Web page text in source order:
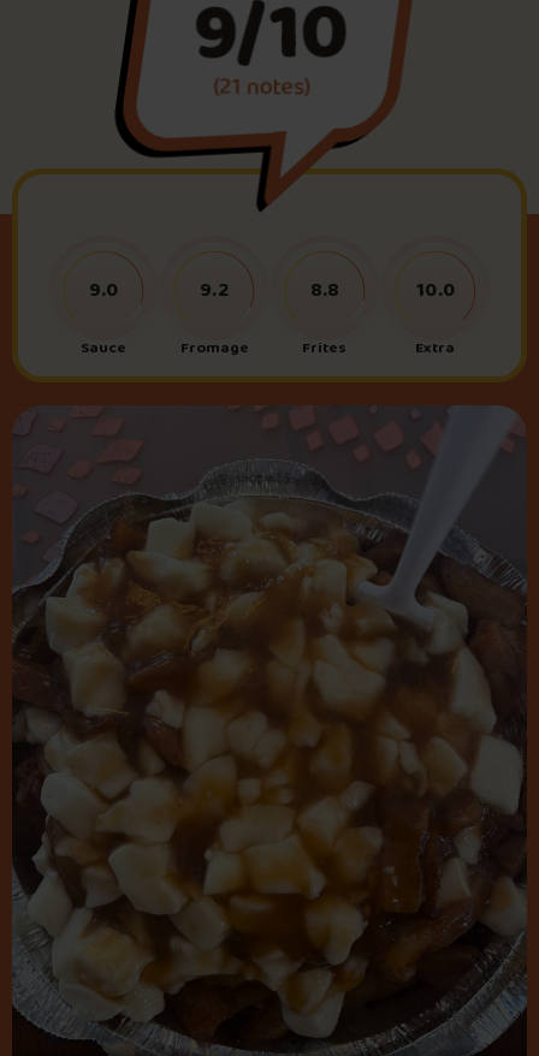
Foire aux questions
Me connecter
9/10
(21 notes)
Sauce
9.0
Fromage
9.2
Frites
8.8
Extra
10.0